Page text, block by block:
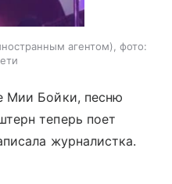
агентом), фото:
Мии Бойки, песню
теперь поет
журналистка.